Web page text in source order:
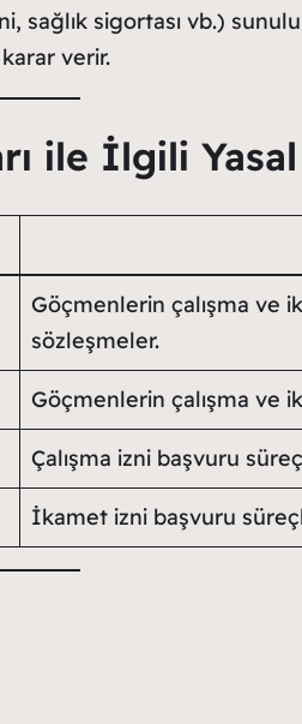
sağlık sigortası vb.)
verir.
ile İlgili
Göçmenlerin çalışma ve
sözleşmeler.
Göçmenlerin çalışma ve
Çalışma izni başvuru
İkamet izni başvuru